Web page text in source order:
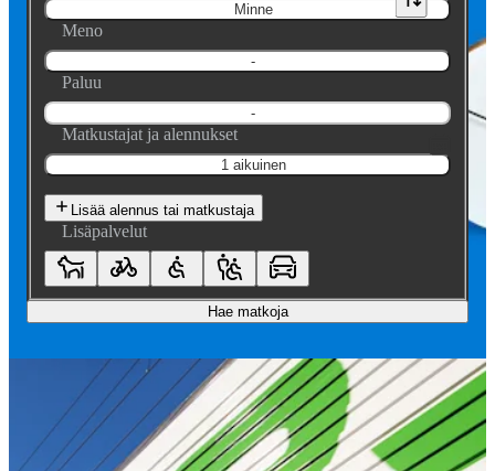
Minne
Meno
-
Paluu
-
Matkustajat ja alennukset
1 aikuinen
Lisää alennus tai matkustaja
Lisäpalvelut
Hae matkoja